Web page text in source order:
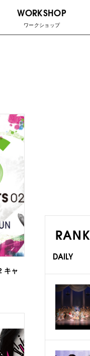
WORKSHOP
ワークショップ
キャ
DAILY